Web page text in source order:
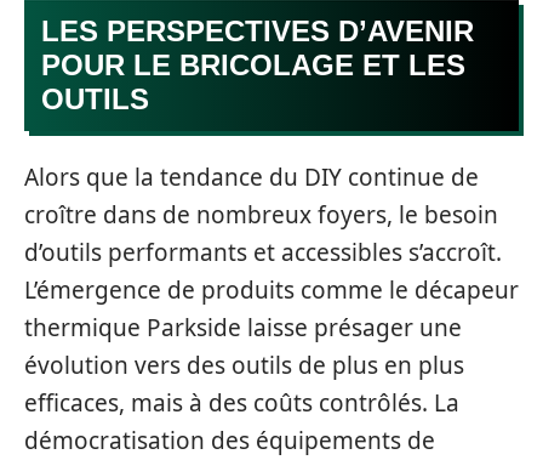
LES PERSPECTIVES D’AVENIR
POUR LE BRICOLAGE ET LES
OUTILS
Alors que la tendance du DIY continue de
croître dans de nombreux foyers, le besoin
d’outils performants et accessibles s’accroît.
L’émergence de produits comme le décapeur
thermique Parkside laisse présager une
évolution vers des outils de plus en plus
efficaces, mais à des coûts contrôlés. La
démocratisation des équipements de